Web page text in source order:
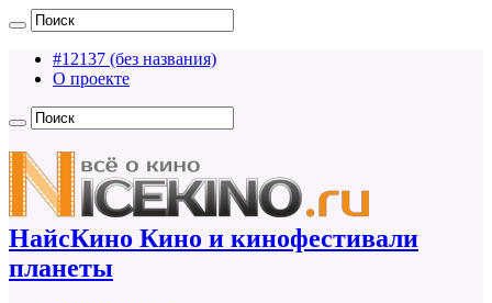
#12137 (без названия)
О проекте
НайсКино Кино и кинофестивали
планеты